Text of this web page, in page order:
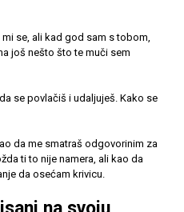
mi se, ali kad god sam s tobom,
još nešto što te muči sem
se povlačiš i udaljuješ. Kako se
da me smatraš odgovorinim za
ti to nije namera, ali kao da
da osećam krivicu.